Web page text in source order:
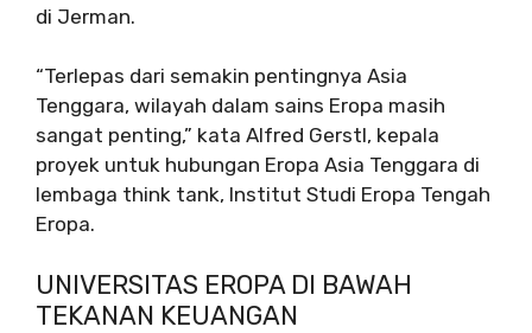
di Jerman.
“Terlepas dari semakin pentingnya Asia
Tenggara, wilayah dalam sains Eropa masih
sangat penting,” kata Alfred Gerstl, kepala
proyek untuk hubungan Eropa Asia Tenggara di
lembaga think tank, Institut Studi Eropa Tengah
Eropa.
UNIVERSITAS EROPA DI BAWAH
TEKANAN KEUANGAN